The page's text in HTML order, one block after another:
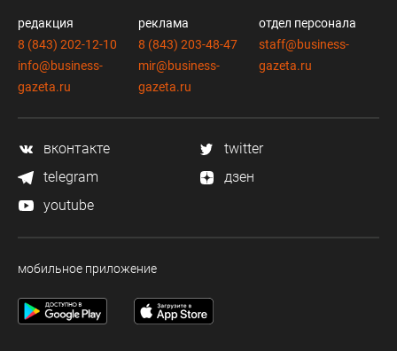
редакция
8 (843) 202-12-10
info@business-
gazeta.ru
реклама
8 (843) 203-48-47
mir@business-
gazeta.ru
отдел персонала
staff@business-
gazeta.ru
вконтакте
twitter
telegram
дзен
youtube
мобильное приложение